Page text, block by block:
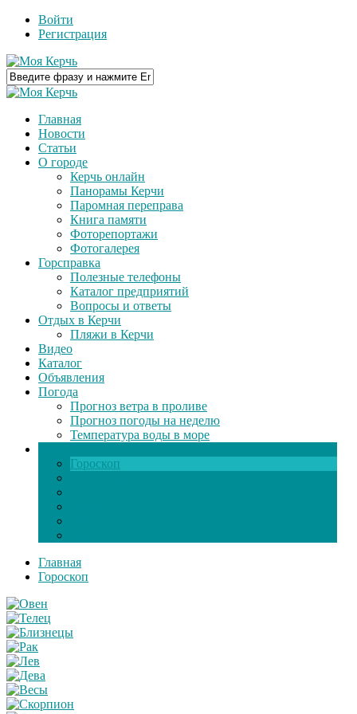
Войти
Регистрация
Главная
Новости
Статьи
О городе
Керчь онлайн
Панорамы Керчи
Паромная переправа
Книга памяти
Фоторепортажи
Фотогалерея
Горсправка
Полезные телефоны
Каталог предприятий
Вопросы и ответы
Отдых в Керчи
Пляжи в Керчи
Видео
Каталог
Объявления
Погода
Прогноз ветра в проливе
Прогноз погоды на неделю
Температура воды в море
Гороскоп
Главная
Гороскоп